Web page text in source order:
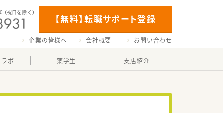
【無料】転職サポート登録
（祝日を除く）
企業の皆様へ 会社概要 お問い合わせ
ボ 薬学生 支店紹介